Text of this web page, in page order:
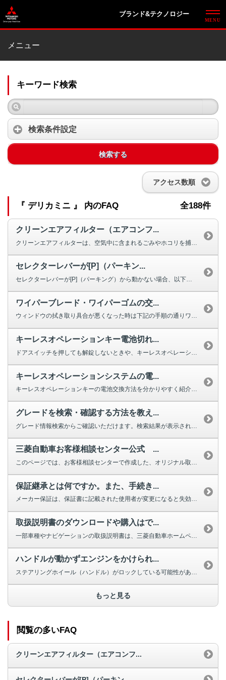
ブランド&テクノロジー
メニュー
キーワード検索
検索条件設定
検索する
アクセス数順
『 デリカミニ 』 内のFAQ 全188件
クリーンエアフィルター（エアコンフ...
セレクターレバーが[P]（パーキン...
セレクターレバーが[P]（パーキング）から動かない場合、以下を確認してくだ...
ワイパーブレード・ワイパーゴムの交...
ウィンドウの拭き取り具合が悪くなった時は下記の手順の通りワイパーの交換をし...
キーレスオペレーションキー電池切れ...
ドアスイッチを押しても解錠しないときや、キーレスオペレーションキーのボタン...
キーレスオペレーションシステムの電...
キーレスオペレーションキーの電池交換方法を分かりやすく紹介する動画をご用意...
グレードを検索・確認する方法を教え...
三菱自動車お客様相談センター公式 ...
このページでは、お客様相談センターで作成した、オリジナル取扱説明動画を掲載...
保証継承とは何ですか。また、手続き...
メーカー保証は、保証書に記載された使用者が変更になると失効しますが、車両の...
取扱説明書のダウンロードや購入はで...
ハンドルが動かずエンジンをかけられ...
ステアリングホイール（ハンドル）がロックしている可能性があります。 ほと...
もっと見る
閲覧の多いFAQ
クリーンエアフィルター（エアコンフ...